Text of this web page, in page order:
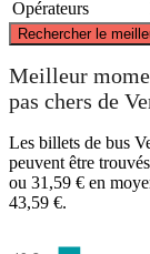
Opérateurs
Rechercher le
Meilleur
pas chers de
Les billets de bus
peuvent être
ou 31,59 € en
43,59 €.